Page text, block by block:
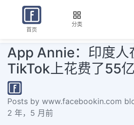
首页
分类
App Annie：印度人
TikTok上花费了55
Posts by www.facebookin.com
2 年，5 月前